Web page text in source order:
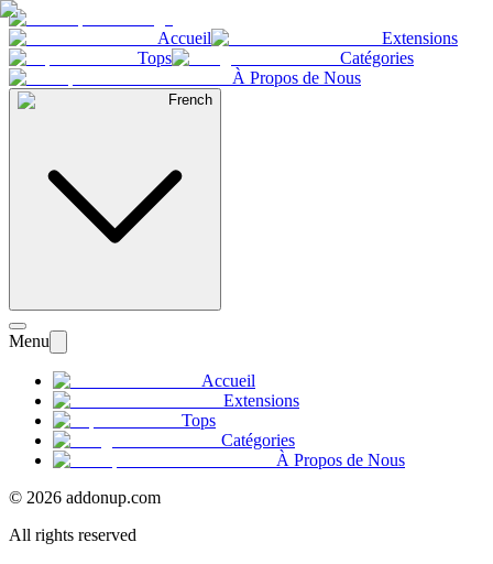
Accueil
Extensions
Tops
Catégories
À Propos de Nous
French
Menu
Accueil
Extensions
Tops
Catégories
À Propos de Nous
© 2026 addonup.com
All rights reserved